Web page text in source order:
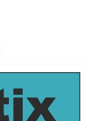
à des fonds